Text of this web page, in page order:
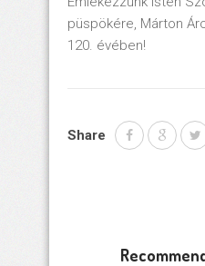
püspökére, Márton
120. évében!
Share